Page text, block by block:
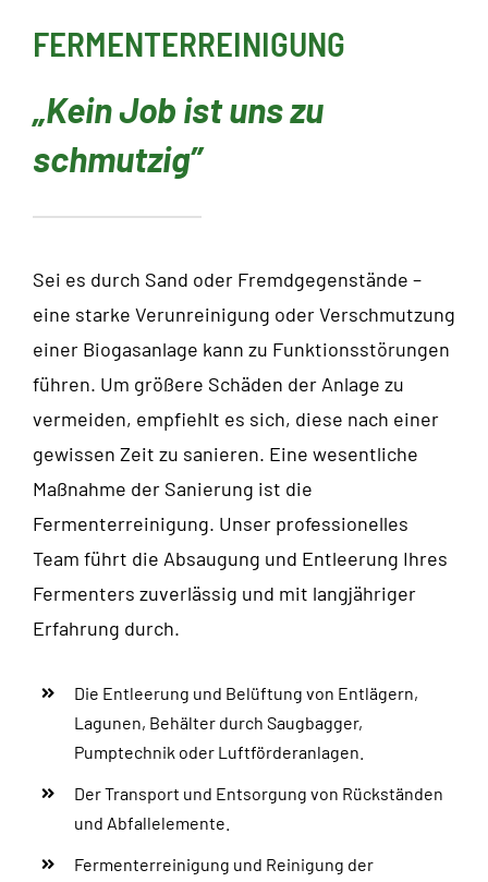
FERMENTERREINIGUNG
„Kein Job ist uns zu
schmutzig”
Sei es durch Sand oder Fremdgegenstände –
eine starke Verunreinigung oder Verschmutzung
einer Biogasanlage kann zu Funktionsstörungen
führen. Um größere Schäden der Anlage zu
vermeiden, empfiehlt es sich, diese nach einer
gewissen Zeit zu sanieren. Eine wesentliche
Maßnahme der Sanierung ist die
Fermenterreinigung. Unser professionelles
Team führt die Absaugung und Entleerung Ihres
Fermenters zuverlässig und mit langjähriger
Erfahrung durch.
Die Entleerung und Belüftung von Entlägern,
Lagunen, Behälter durch Saugbagger,
Pumptechnik oder Luftförderanlagen.
Der Transport und Entsorgung von Rückständen
und Abfallelemente.
Fermenterreinigung und Reinigung der